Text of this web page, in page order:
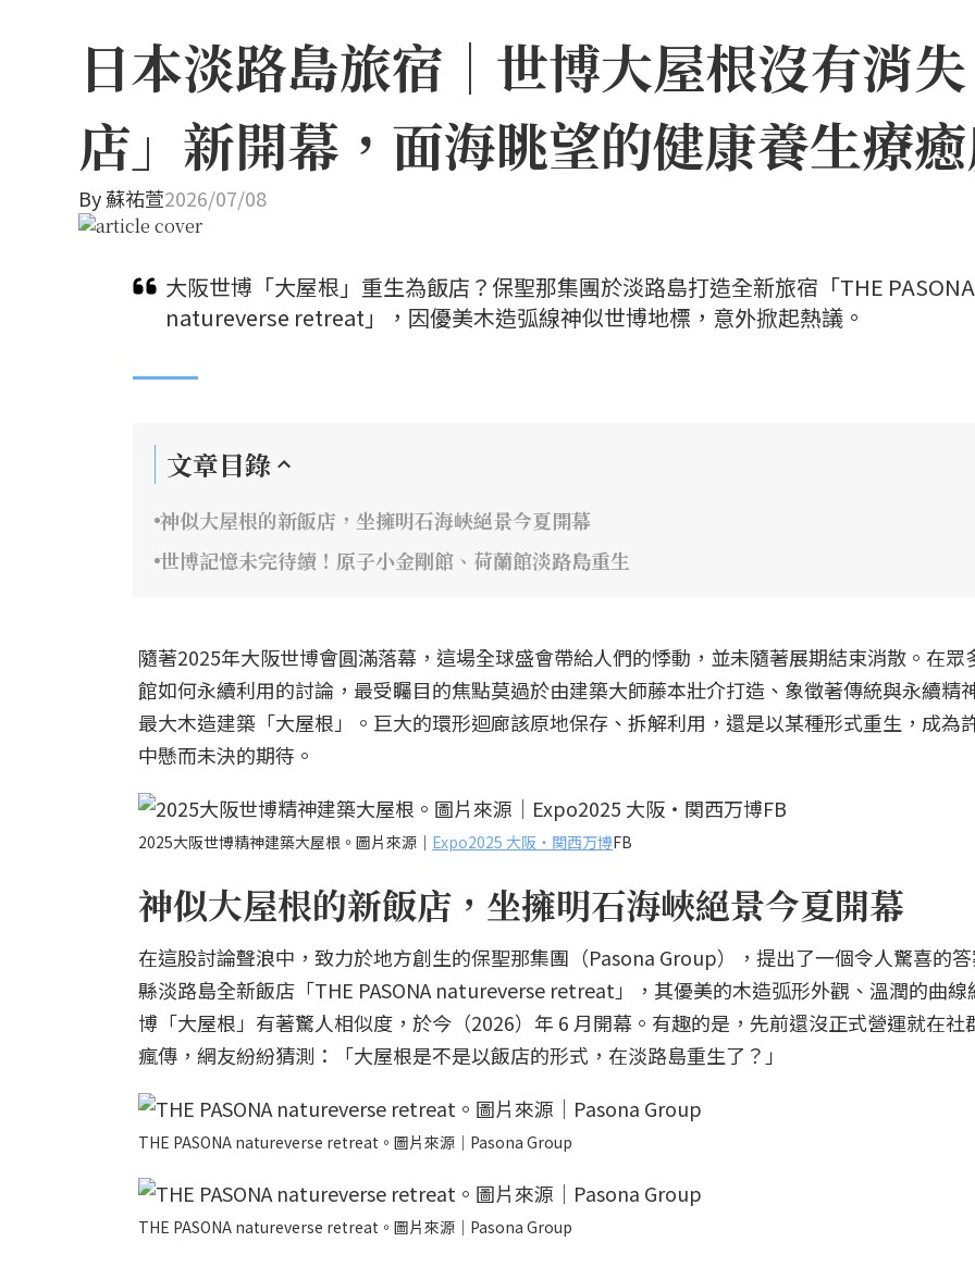
日本淡路島旅宿｜世博大屋根沒有消
店」新開幕，面海眺望的健康養生療
By蘇祐萱2026/07/08
大阪世博「大屋根」重生為飯店？保聖那集團於淡路島打造全新旅宿「THE PASONA
natureverse retreat」，因優美木造弧線神似世博地標，意外掀起熱議。
文章目錄
神似大屋根的新飯店，坐擁明石海峽絕景今夏開幕
世博記憶未完待續！原子小金剛館、荷蘭館淡路島重生
隨著2025年大阪世博會圓滿落幕，這場全球盛會帶給人們的悸動，並未隨著展期結束消散。在眾
館如何永續利用的討論，最受矚目的焦點莫過於由建築大師藤本壯介打造、象徵著傳統與永續精
最大木造建築「大屋根」。巨大的環形迴廊該原地保存、拆解利用，還是以某種形式重生，成為
中懸而未決的期待。
2025大阪世博精神建築大屋根。圖片來源｜ Expo2025 大阪・関西万博FB
神似大屋根的新飯店，坐擁明石海峽絕景今夏開幕
在這股討論聲浪中，致力於地方創生的保聖那集團（Pasona Group），提出了一個令人驚喜的
縣淡路島全新飯店「THE PASONA natureverse retreat」，其優美的木造弧形外觀、溫潤的曲線
博「大屋根」有著驚人相似度，於今（2026）年 6 月開幕。有趣的是，先前還沒正式營運就在社
瘋傳，網友紛紛猜測：「大屋根是不是以飯店的形式，在淡路島重生了？」
THE PASONA natureverse retreat。圖片來源｜Pasona Group
THE PASONA natureverse retreat。圖片來源｜Pasona Group